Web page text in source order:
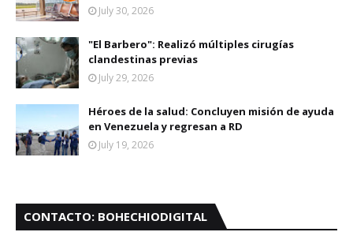
July 30, 2026
"El Barbero": Realizó múltiples cirugías
clandestinas previas
July 29, 2026
Héroes de la salud: Concluyen misión de ayuda
en Venezuela y regresan a RD
July 19, 2026
CONTACTO: BOHECHIODIGITAL